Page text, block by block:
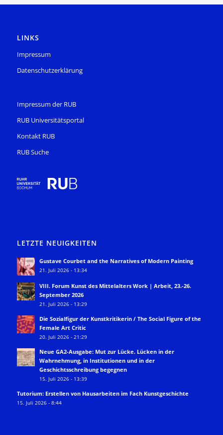
LINKS
Impressum
Datenschutzerklärung
Impressum der RUB
RUB Universitätsportal
Kontakt RUB
RUB Suche
LETZTE NEUIGKEITEN
Gustave Courbet and the Narratives of Modern Painting
21. Juli 2026 - 13:34
VIII. Forum Kunst des Mittelalters Work | Arbeit, 23.-26.
September 2026
21. Juli 2026 - 13:29
Die Sozialfigur der Kunstkritikerin / The Social Figure of the
Female Art Critic
20. Juli 2026 - 21:29
Neue GA2-Ausgabe: Mut zur Lücke. Lücken in der
Wahrnehmung, in Institutionen und in der
Geschichtsschreibung begegnen
15. Juli 2026 - 13:39
Tutorium: Erstellen von Hausarbeiten im Fach Kunstgeschichte
15. Juli 2026 - 8:44